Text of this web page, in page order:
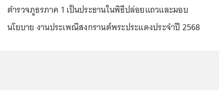
ตำรวจภูธรภาค 1 เป็นประธานในพิธีปล่อยแถวและมอบ
นโยบาย งานประเพณีสงกรานต์พระประแดงประจำปี 2568